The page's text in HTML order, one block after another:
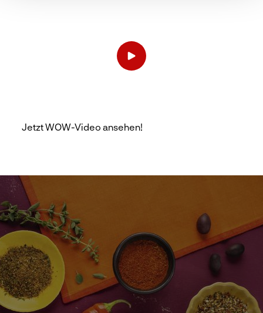
Jetzt WOW-Video ansehen!